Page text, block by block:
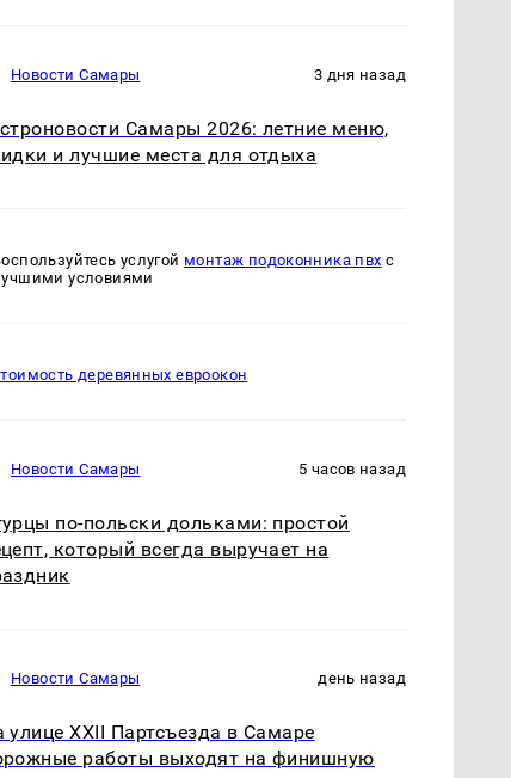
Новости Самары 3 дня назад
Самары 2026: летние меню,
и лучшие места для отдыха
услугой монтаж подоконника пвх с
условиями
деревянных евроокон
Новости Самары 5 часов назад
по‑польски дольками: простой
который всегда выручает на
Новости Самары день назад
улице XXII Партсъезда в Самаре
работы выходят на финишную